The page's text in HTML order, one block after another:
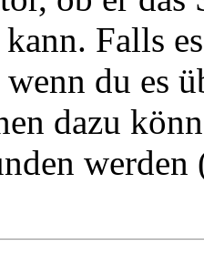
Falls
du es
dazu